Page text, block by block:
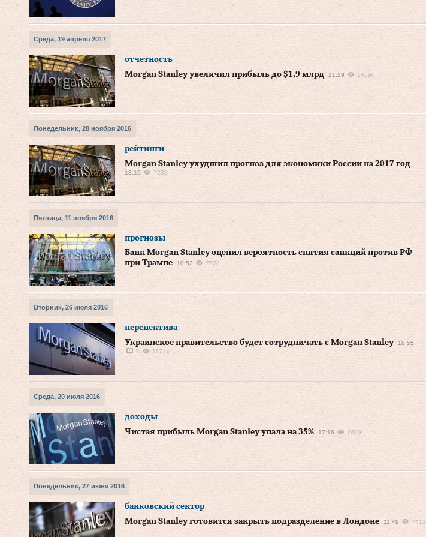
Среда, 19 апреля 2017
отчетность
Morgan Stanley увеличил прибыль до $1,9 млрд
21:29 14696
Понедельник, 28 ноября 2016
рейтинги
Morgan Stanley ухудшил прогноз для экономики России на 2017 год
13:19 7238
Пятница, 11 ноября 2016
прогнозы
Банк Morgan Stanley оценил вероятность снятия санкций против РФ
при Трампе
10:52 7628
Вторник, 26 июля 2016
перспектива
Украинское правительство будет сотрудничать с Morgan Stanley
18:55
1
11714
Среда, 20 июля 2016
доходы
Чистая прибыль Morgan Stanley упала на 35%
17:16 7619
Понедельник, 27 июня 2016
банковский сектор
Morgan Stanley готовится закрыть подразделение в Лондоне
11:49 7413